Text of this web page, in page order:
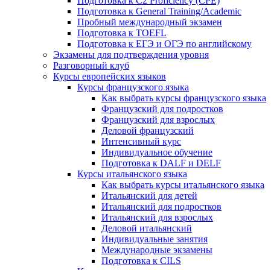
Подготовка к General Training/Academic
Пробный международный экзамен
Подготовка к TOEFL
Подготовка к ЕГЭ и ОГЭ по английскому
Экзамены для подтверждения уровня
Разговорный клуб
Курсы европейских языков
Курсы французского языка
Как выбрать курсы французского языка
Французский для подростков
Французский для взрослых
Деловой французский
Интенсивный курс
Индивидуальное обучение
Подготовка к DALF и DELF
Курсы итальянского языка
Как выбрать курсы итальянского языка
Итальянский для детей
Итальянский для подростков
Итальянский для взрослых
Деловой итальянский
Индивидуальные занятия
Международные экзамены
Подготовка к CILS